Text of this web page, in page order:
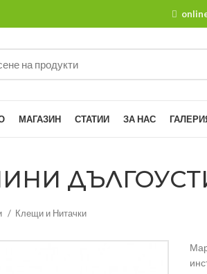
МАГАЗИН СТАТИИ ЗА НАС
ДЪЛГОУСТИ
Клещи и Нитачки